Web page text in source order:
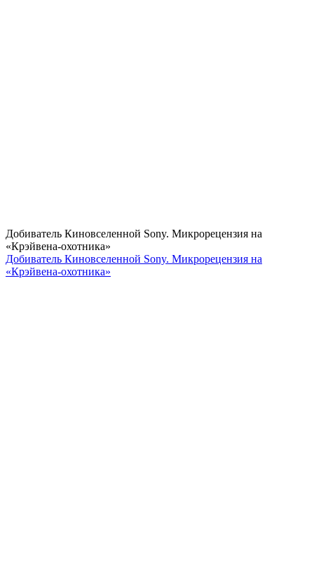
Добиватель Киновселенной Sony. Микрорецензия на
«Крэйвена-охотника»
Добиватель Киновселенной Sony. Микрорецензия на
«Крэйвена-охотника»